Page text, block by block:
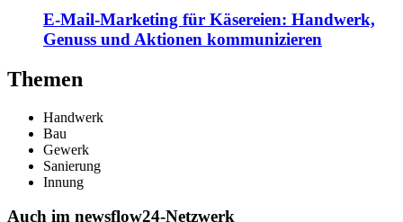
E-Mail-Marketing für Käsereien: Handwerk,
Genuss und Aktionen kommunizieren
Themen
Handwerk
Bau
Gewerk
Sanierung
Innung
Auch im newsflow24-Netzwerk